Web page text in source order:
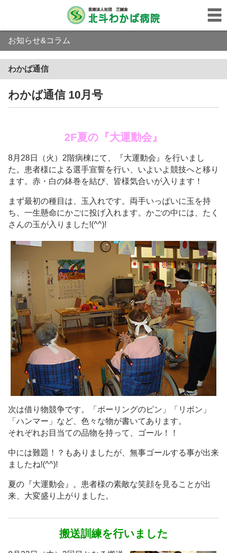
お知らせ&コラム
わかば通信
わかば通信 10月号
2F夏の『大運動会』
8月28日（火）2階病棟にて、『大運動会』を行いまし
た。患者様による選手宣誓を行い、いよいよ競技へと移り
ます。赤・白の鉢巻を結び、皆様気合いが入ります！
まず最初の種目は、玉入れです。両手いっぱいに玉を持
ち、一生懸命にかごに投げ入れます。かごの中には、たく
さんの玉が入りました!(^^)!
次は借り物競争です。「ボーリングのピン」「リボン」
「ハンマー」など、色々な物が書いてあります。
それぞれお目当ての品物を持って、ゴール！！
中には難題！？もありましたが、無事ゴールする事が出来
ましたね!(^^)!
夏の『大運動会』。患者様の素敵な笑顔を見ることが出
来、大変盛り上がりました。
搬送訓練を行いました